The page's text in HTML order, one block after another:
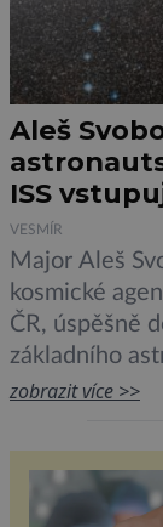
Aleš
ISS
VESMÍR
Major Aleš
kosmické
ČR, úspěšně
základního
středisku
směřujících k
Základní
absolvoval
zobrazit více >>